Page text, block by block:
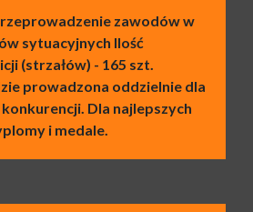
zawodów w
sytuacyjnych Ilość
(strzałów) - 165 szt.
prowadzona oddzielnie dla
Dla najlepszych
i medale.